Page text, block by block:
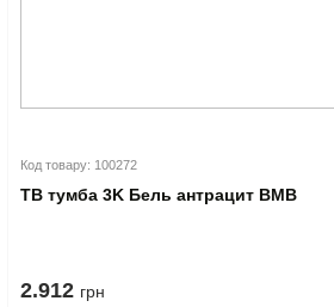
Код товару: 100272
ТВ тумба 3K Бель антрацит ВМВ
2.912 грн